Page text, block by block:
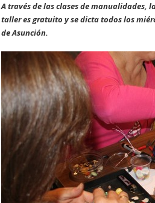
A través de las clases de manualidades,
taller es gratuito y se dicta todos los
de Asunción.